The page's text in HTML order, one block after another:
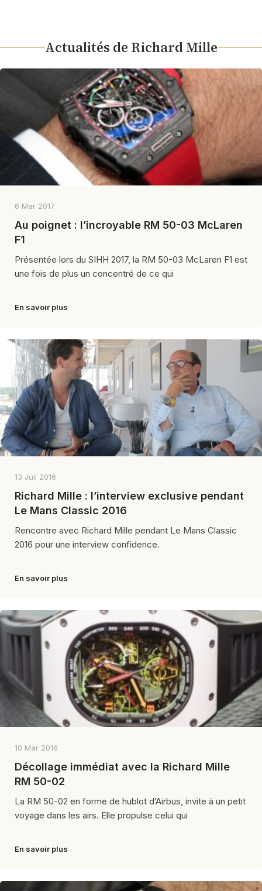
Actualités de Richard Mille
6 Mar 2017
Au poignet : l’incroyable RM 50-03 McLaren
F1
Présentée lors du SIHH 2017, la RM 50-03 McLaren F1 est
une fois de plus un concentré de ce qui
En savoir plus
13 Juil 2016
Richard Mille : l’interview exclusive pendant
Le Mans Classic 2016
Rencontre avec Richard Mille pendant Le Mans Classic
2016 pour une interview confidence.
En savoir plus
10 Mar 2016
Décollage immédiat avec la Richard Mille
RM 50-02
La RM 50-02 en forme de hublot d’Airbus, invite à un petit
voyage dans les airs. Elle propulse celui qui
En savoir plus